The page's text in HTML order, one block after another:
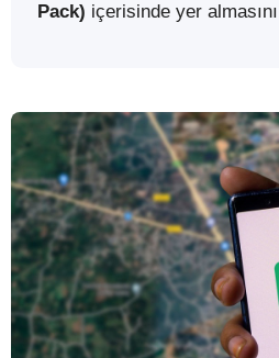
Pack) içerisinde yer